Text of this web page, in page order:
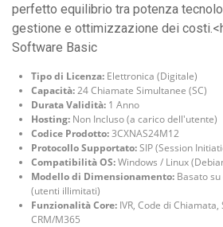
perfetto equilibrio tra potenza
gestione e ottimizzazione dei
Software Basic
Tipo di Licenza: Elettronica (Digitale)
Capacità:24 Chiamate Simultanee (SC)
Durata Validità: 1 Anno
Hosting: Non Incluso (a carico dell'utente)
Codice Prodotto:3CXNAS24M12
Protocollo Supportato:SIP (Session
Compatibilità OS:Windows / Linux
Modello di Dimensionamento: Basato
(utenti illimitati)
Funzionalità Core: IVR, Code di
CRM/M365